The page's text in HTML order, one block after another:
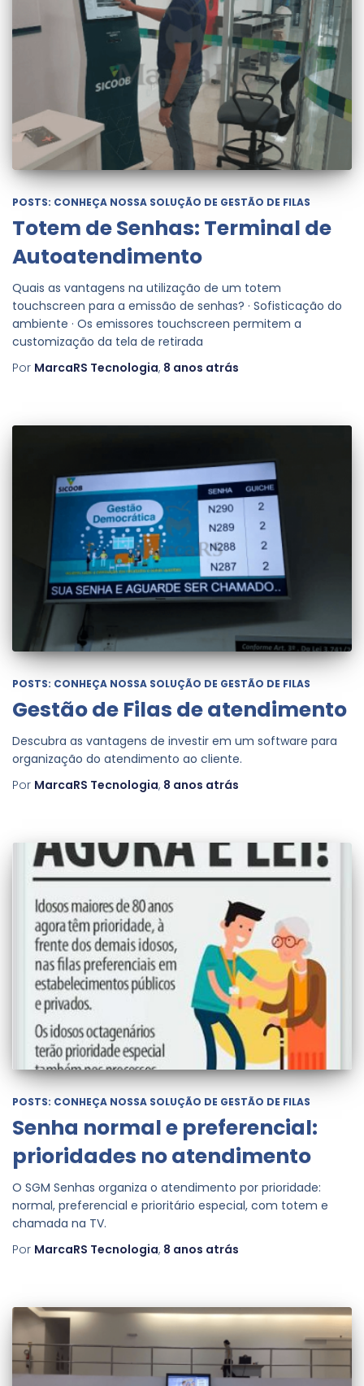
POSTS: CONHEÇA NOSSA SOLUÇÃO DE GESTÃO DE FILAS
Totem de Senhas: Terminal de
Autoatendimento
Quais as vantagens na utilização de um totem
touchscreen para a emissão de senhas? · Sofisticação do
ambiente · Os emissores touchscreen permitem a
customização da tela de retirada
Por MarcaRS Tecnologia, 8 anos atrás
POSTS: CONHEÇA NOSSA SOLUÇÃO DE GESTÃO DE FILAS
Gestão de Filas de atendimento
Descubra as vantagens de investir em um software para
organização do atendimento ao cliente.
Por MarcaRS Tecnologia, 8 anos atrás
POSTS: CONHEÇA NOSSA SOLUÇÃO DE GESTÃO DE FILAS
Senha normal e preferencial:
prioridades no atendimento
O SGM Senhas organiza o atendimento por prioridade:
normal, preferencial e prioritário especial, com totem e
chamada na TV.
Por MarcaRS Tecnologia, 8 anos atrás